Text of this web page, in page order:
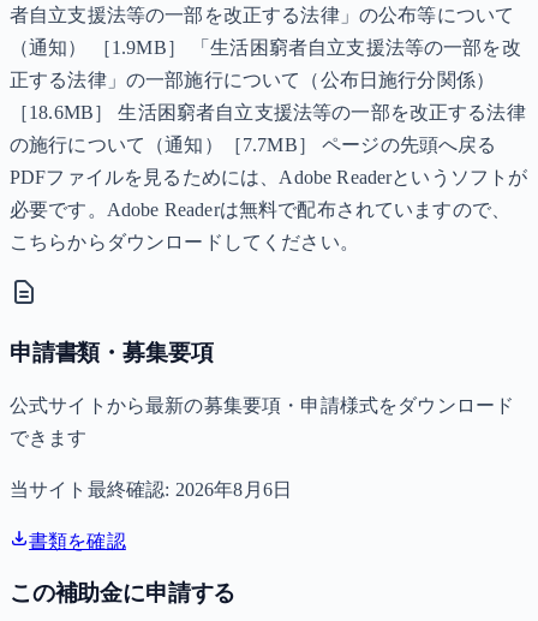
者自立支援法等の一部を改正する法律」の公布等について
（通知） ［1.9MB］ 「生活困窮者自立支援法等の一部を改
正する法律」の一部施行について（公布日施行分関係）
［18.6MB］ 生活困窮者自立支援法等の一部を改正する法律
の施行について（通知）［7.7MB］ ページの先頭へ戻る
PDFファイルを見るためには、Adobe Readerというソフトが
必要です。Adobe Readerは無料で配布されていますので、
こちらからダウンロードしてください。
申請書類・募集要項
公式サイトから最新の募集要項・申請様式をダウンロード
できます
当サイト最終確認: 2026年8月6日
書類を確認
この補助金に申請する